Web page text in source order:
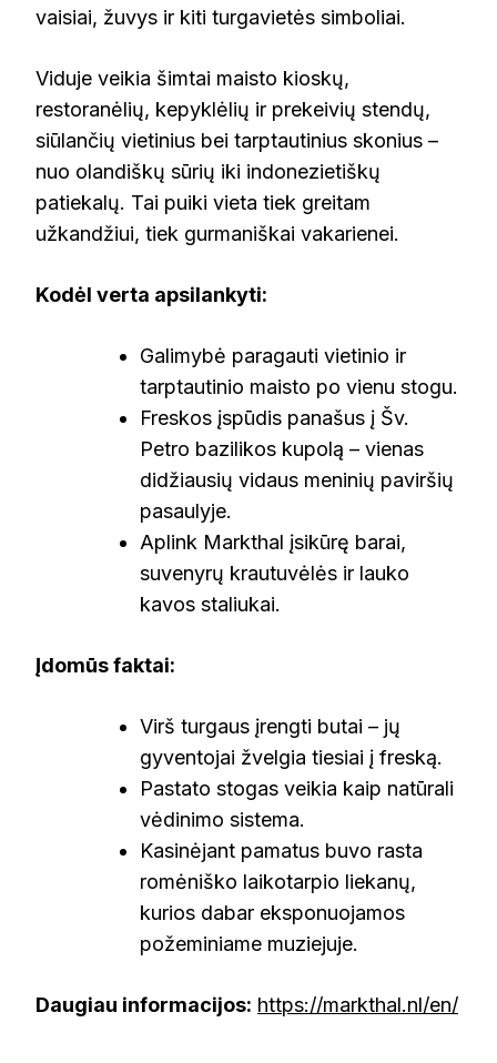
vaisiai, žuvys ir kiti turgavietės simboliai.
Viduje veikia šimtai maisto kioskų,
restoranėlių, kepyklėlių ir prekeivių stendų,
siūlančių vietinius bei tarptautinius skonius –
nuo olandiškų sūrių iki indonezietiškų
patiekalų. Tai puiki vieta tiek greitam
užkandžiui, tiek gurmaniškai vakarienei.
Kodėl verta apsilankyti:
Galimybė paragauti vietinio ir
tarptautinio maisto po vienu stogu.
Freskos įspūdis panašus į Šv.
Petro bazilikos kupolą – vienas
didžiausių vidaus meninių paviršių
pasaulyje.
Aplink Markthal įsikūrę barai,
suvenyrų krautuvėlės ir lauko
kavos staliukai.
Įdomūs faktai:
Virš turgaus įrengti butai – jų
gyventojai žvelgia tiesiai į freską.
Pastato stogas veikia kaip natūrali
vėdinimo sistema.
Kasinėjant pamatus buvo rasta
romėniško laikotarpio liekanų,
kurios dabar eksponuojamos
požeminiame muziejuje.
Daugiau informacijos: https://markthal.nl/en/